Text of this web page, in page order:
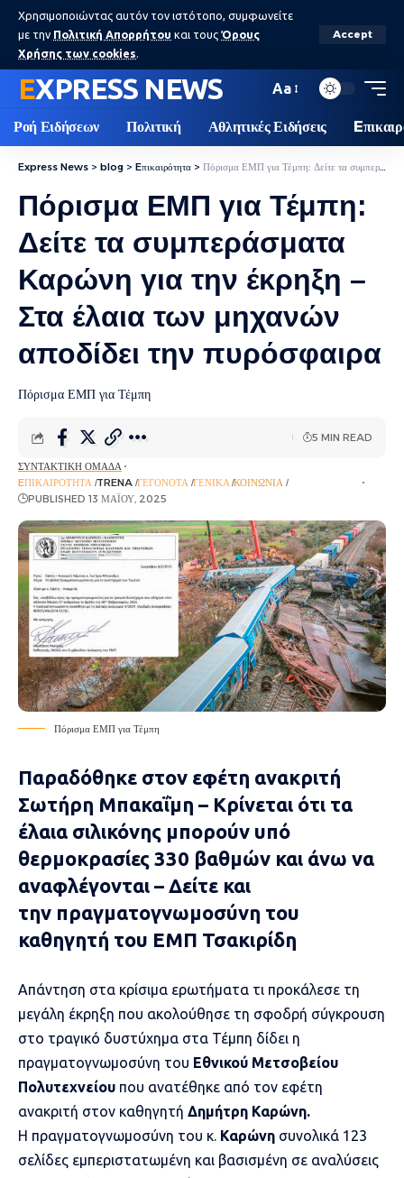
Χρησιμοποιώντας αυτόν τον ιστότοπο, συμφωνείτε
με την Πολιτική Απορρήτου και τους Όρους
Χρήσης των cookies.
Accept
EXPRESS NEWS Aa
Ροή Ειδήσεων Πολιτική Αθλητικές Ειδήσεις
Express News > blog > Eπικαιρότητα > Πόρισμα ΕΜΠ για Τέμπη: Δείτε τα συμπεράσματα Καρώνη για την έκρηξη – Στα έλαια των μηχανών αποδίδει την πυρόσφαιρα
Πόρισμα ΕΜΠ για Τέμπη:
Δείτε τα συμπεράσματα
Καρώνη για την έκρηξη –
Στα έλαια των μηχανών
αποδίδει την πυρόσφαιρα
Πόρισμα ΕΜΠ για Τέμπη
ΣΥΝΤΑΚΤΙΚΉ ΟΜΆΔΑ
EΠΙΚΑΙΡΌΤΗΤΑ TRENA ΓΕΓΟΝΌΤΑ ΓΕΝΙΚΆ ΚΟΙΝΩΝΊΑ ΡΟΉ ΕΙΔΉΣΕΩΝ
PUBLISHED 13 ΜΑΪ́ΟΥ, 2025
5 MIN READ
Πόρισμα ΕΜΠ για Τέμπη
Παραδόθηκε στον εφέτη ανακριτή
Σωτήρη Μπακαΐμη – Κρίνεται ότι τα
έλαια σιλικόνης μπορούν υπό
θερμοκρασίες 330 βαθμών και άνω να
αναφλέγονται – Δείτε και
την πραγματογνωμοσύνη του
καθηγητή του ΕΜΠ Τσακιρίδη
Aπάντηση στα κρίσιμα ερωτήματα τι προκάλεσε τη
μεγάλη έκρηξη που ακολούθησε τη σφοδρή σύγκρουση
στο τραγικό δυστύχημα στα Τέμπη δίδει η
πραγματογνωμοσύνη του Εθνικού Μετσοβείου
Πολυτεχνείου που ανατέθηκε από τον εφέτη
ανακριτή στον καθηγητή Δημήτρη Καρώνη.
Η πραγματογνωμοσύνη του κ. Καρώνη συνολικά 123
σελίδες εμπεριστατωμένη και βασισμένη σε αναλύσεις